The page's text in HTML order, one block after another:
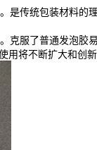
是传统包装材料的
服了普通发泡胶
用将不断扩大和创新